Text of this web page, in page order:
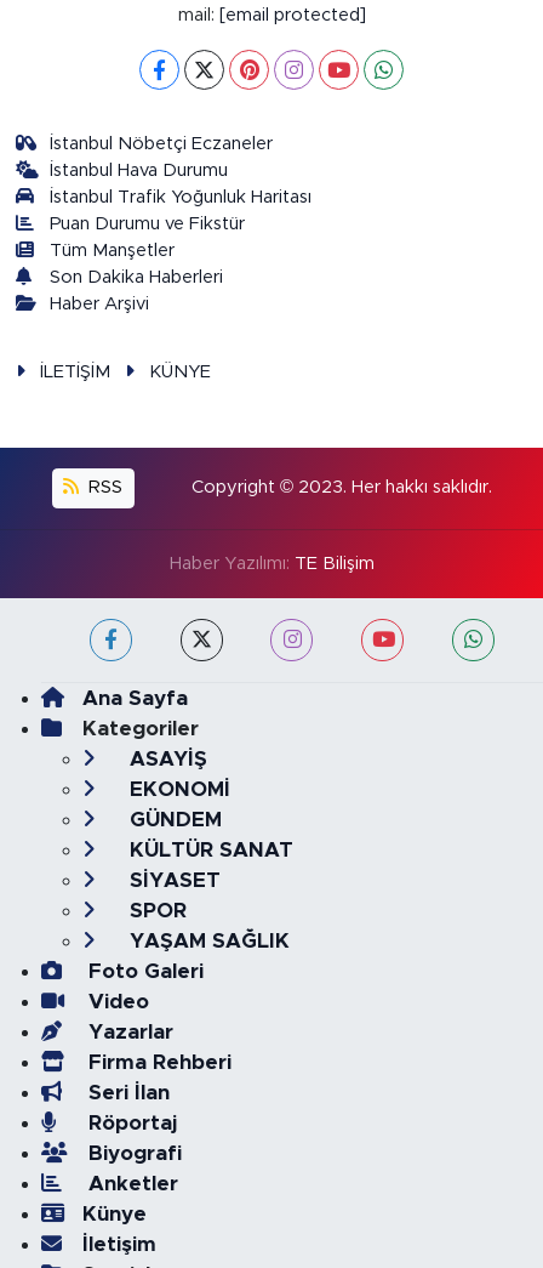
mail:
[email protected]
İstanbul Nöbetçi Eczaneler
İstanbul Hava Durumu
İstanbul Trafik Yoğunluk Haritası
Puan Durumu ve Fikstür
Tüm Manşetler
Son Dakika Haberleri
Haber Arşivi
İLETİŞİM KÜNYE
RSS Copyright © 2023. Her hakkı saklıdır.
Haber Yazılımı: TE Bilişim
Ana Sayfa
Kategoriler
ASAYİŞ
EKONOMİ
GÜNDEM
KÜLTÜR SANAT
SİYASET
SPOR
YAŞAM SAĞLIK
Foto Galeri
Video
Yazarlar
Firma Rehberi
Seri İlan
Röportaj
Biyografi
Anketler
Künye
İletişim